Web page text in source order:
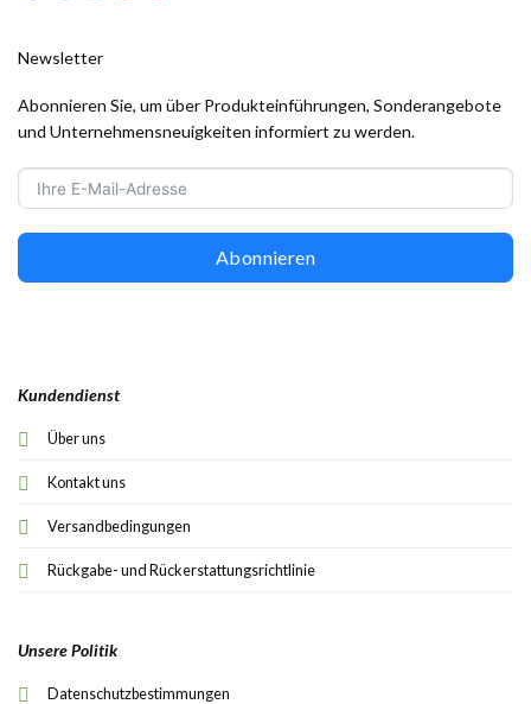
Kundendienst
Über uns
Kontakt uns
Versandbedingungen
Rückgabe- und Rückerstattungsrichtlinie
Unsere Politik
Datenschutzbestimmungen
Newsletter
Abonnieren Sie, um über Produkteinführungen, Sonderangebote
und Unternehmensneuigkeiten informiert zu werden.
Abonnieren